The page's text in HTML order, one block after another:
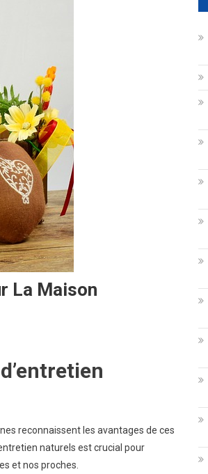
La Maison
reconnaissent les avantages de ces
naturels est crucial pour
et nos proches.